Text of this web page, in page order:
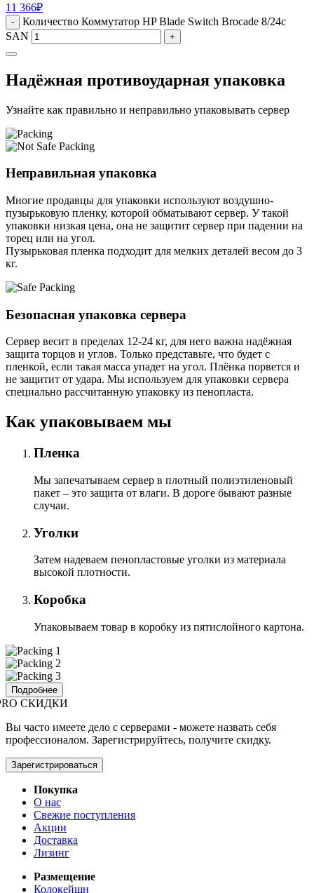
11 366₽
-
Количество Коммутатор HP Blade Switch Brocade 8/24c
SAN
+
Надёжная противоударная упаковка
Узнайте как правильно и неправильно упаковывать сервер
Неправильная упаковка
Многие продавцы для упаковки используют воздушно-
пузырьковую пленку, которой обматывают сервер. У такой
упаковки низкая цена, она не защитит сервер при падении на
торец или на угол.
Пузырьковая пленка подходит для мелких деталей весом до 3
кг.
Безопасная упаковка сервера
Сервер весит в пределах 12-24 кг, для него важна надёжная
защита торцов и углов. Только представьте, что будет с
пленкой, если такая масса упадет на угол. Плёнка порвется и
не защитит от удара. Мы используем для упаковки сервера
специально расcчитанную упаковку из пенопласта.
Как упаковываем мы
Пленка
Мы запечатываем сервер в плотный полиэтиленовый
пакет – это защита от влаги. В дороге бывают разные
случаи.
Уголки
Затем надеваем пенопластовые уголки из материала
высокой плотности.
Коробка
Упаковываем товар в коробку из пятислойного картона.
Подробнее
СКИДКИ
Вы часто имеете дело с серверами - можете назвать себя
профессионалом. Зарегистрируйтесь, получите скидку.
Зарегистрироваться
Покупка
О нас
Свежие поступления
Акции
Доставка
Лизинг
Размещение
Колокейшн